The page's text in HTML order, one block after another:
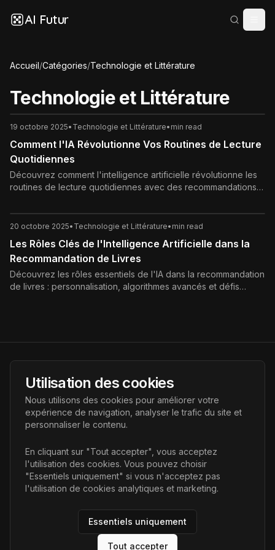
AI Futur
Accueil/Catégories/Technologie et Littérature
Technologie et Littérature
19 octobre 2025• Technologie et Littérature• min read
Comment l'IA Révolutionne Vos Routines de Lecture
Quotidiennes
Découvrez comment l'intelligence artificielle révolutionne les
routines de lecture quotidiennes avec des recommandations
Transformez votre habitude de lecture en un plaisir accessible
et motivant.
20 octobre 2025• Technologie et Littérature• min read
Les Rôles Clés de l'Intelligence Artificielle dans la
Recommandation de Livres
Découvrez les rôles essentiels de l'IA dans la recommandation
de livres : personnalisation, algorithmes avancés et défis
AI Futur
Portail de l'avenir de l'intelligence artificielle, vous aidant à
découvrir les dernières technologies IA.
Liens
Accueil
Articles
AI Futur. Tous droits réservés.
Utilisation des cookies
Nous utilisons des cookies pour améliorer votre
expérience de navigation, analyser le trafic du site et
personnaliser le contenu.
En cliquant sur "Tout accepter", vous acceptez
l'utilisation des cookies. Vous pouvez choisir
"Essentiels uniquement" si vous n'acceptez pas
l'utilisation de cookies analytiques et marketing.
Essentiels uniquement
Tout accepter